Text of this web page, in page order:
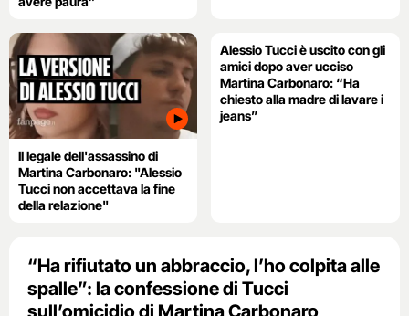
Il legale dell'assassino di
Martina Carbonaro: "Alessio
Tucci non accettava la fine
della relazione"
Alessio Tucci è uscito con gli
amici dopo aver ucciso
Martina Carbonaro: “Ha
chiesto alla madre di lavare i
jeans”
“Ha rifiutato un abbraccio, l’ho colpita alle
spalle”: la confessione di Tucci
sull’omicidio di Martina Carbonaro